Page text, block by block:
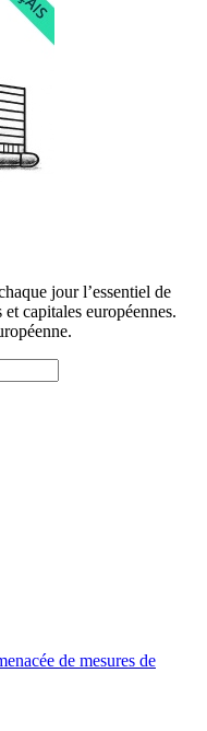
jour l’essentiel de
capitales européennes.
de mesures de